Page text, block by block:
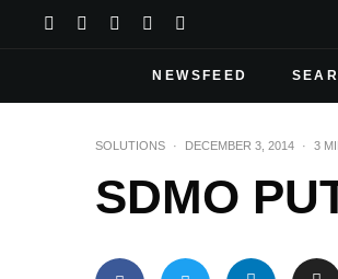
NEWSFEED
SOLUTIONS · DECEMBER 3, 2014 · 3
SDMO